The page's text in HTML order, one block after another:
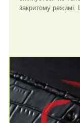
закритому режимі.